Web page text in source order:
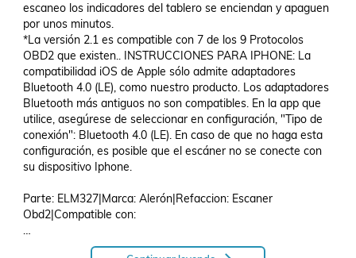
escaneo los indicadores del tablero se enciendan y apaguen
por unos minutos.
*La versión 2.1 es compatible con 7 de los 9 Protocolos
OBD2 que existen.. INSTRUCCIONES PARA IPHONE: La
compatibilidad iOS de Apple sólo admite adaptadores
Bluetooth 4.0 (LE), como nuestro producto. Los adaptadores
Bluetooth más antiguos no son compatibles. En la app que
utilice, asegúrese de seleccionar en configuración, "Tipo de
conexión": Bluetooth 4.0 (LE). En caso de que no haga esta
configuración, es posible que el escáner no se conecte con
su dispositivo Iphone.
Parte: ELM327|Marca: Alerón|Refaccion: Escaner
Obd2|Compatible con: